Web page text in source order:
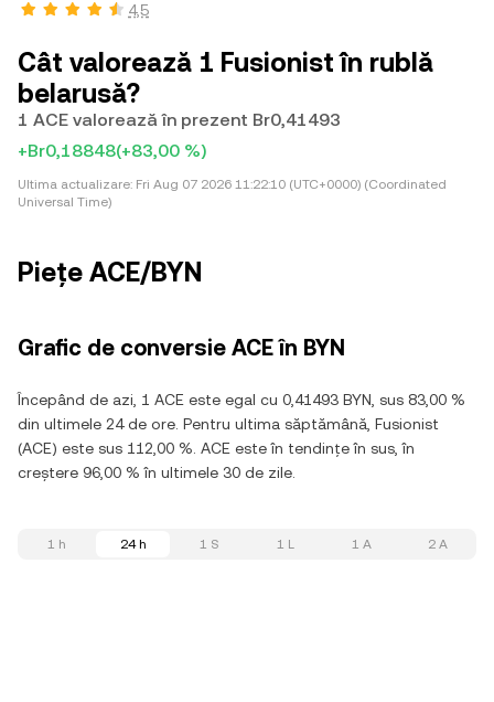
4,5
Cât valorează 1 Fusionist în rublă
belarusă?
1 ACE valorează în prezent Br0,41493
+Br0,18848(+83,00 %)
Ultima actualizare: Fri Aug 07 2026 11:22:10 (UTC+0000) (Coordinated
Universal Time)
Piețe ACE/BYN
Grafic de conversie ACE în BYN
Începând de azi, 1 ACE este egal cu 0,41493 BYN, sus 83,00 %
din ultimele 24 de ore. Pentru ultima săptămână, Fusionist
(ACE) este sus 112,00 %. ACE este în tendințe în sus, în
creștere 96,00 % în ultimele 30 de zile.
1 h 24 h 1 S 1 L 1 A 2 A